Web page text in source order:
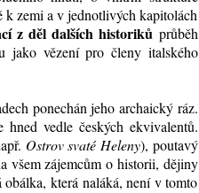
zemi a v jednotlivých kapitolách
z děl dalších historiků průběh
jako vězení pro členy italského
ponechán jeho archaický ráz.
vedle českých ekvivalentů.
Ostrov svaté Heleny), poutavý
všem zájemcům o historii, dějiny
která naláká, není v tomto